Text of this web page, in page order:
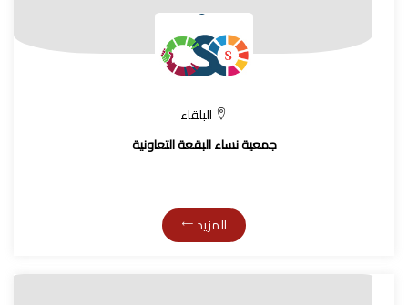
البلقاء
جمعية نساء البقعة التعاونية
المزيد